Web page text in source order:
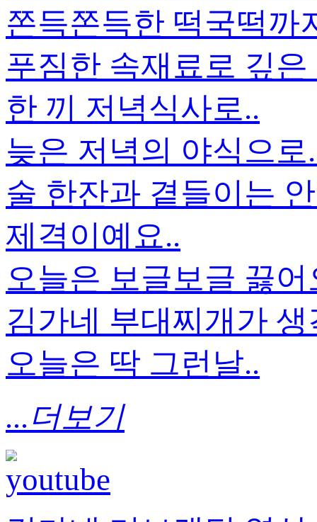
쫀득쫀득한 떡국떡까
푸짐한 속재료로 깊
한 끼 저녁식사로..
늦은 저녁의 야식으로
술 한잔과 곁들이는
제격이예요..
오늘은 보글보글 끓
김가네 부대찌개가
오늘은 딱 그런날..
...더보기